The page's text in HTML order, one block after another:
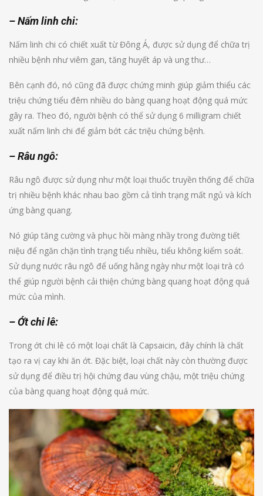
– Nấm linh chi:
Nấm linh chi có chiết xuất từ ​​Đông Á, được sử dụng để chữa trị
nhiều bệnh như viêm gan, tăng huyết áp và ung thư…
Bên cạnh đó, nó cũng đã được chứng minh giúp giảm thiểu các
triệu chứng tiểu đêm nhiều do bàng quang hoạt động quá mức
gây ra. Theo đó, người bệnh có thể sử dụng 6 milligram chiết
xuất nấm linh chi để giảm bớt các triệu chứng bệnh.
– Râu ngô:
Râu ngô được sử dụng như một loại thuốc truyền thống để chữa
trị nhiều bệnh khác nhau bao gồm cả tình trạng mất ngủ và kích
ứng bàng quang.
Nó giúp tăng cường và phục hồi màng nhầy trong đường tiết
niệu để ngăn chặn tình trạng tiểu nhiều, tiểu không kiểm soát.
Sử dụng nước râu ngô để uống hằng ngày như một loại trà có
thể giúp người bệnh cải thiện chứng bàng quang hoạt động quá
mức của mình.
– Ớt chi lê:
Trong ớt chi lê có một loại chất là Capsaicin, đây chính là chất
tạo ra vị cay khi ăn ớt. Đặc biệt, loại chất này còn thường được
sử dụng để điều trị hội chứng đau vùng chậu, một triệu chứng
của bàng quang hoạt động quá mức.